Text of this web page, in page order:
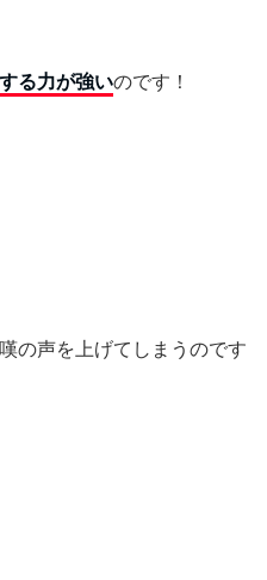
る力が強いのです！
の声を上げてしまうのです